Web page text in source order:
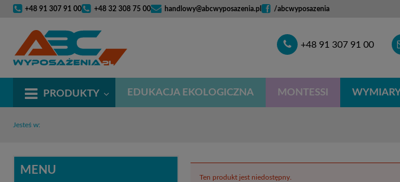
+48 91 307 91 00 +48 32 308 75 00 handlowy@abcwyposazenia.pl /abcwyposazenia
E-
Telefon+48 91 307 91 00
PRODUKTY EDUKACJA EKOLOGICZNA MONTESSI
Jesteś w:
MENU
Ten produkt jest niedostępny.